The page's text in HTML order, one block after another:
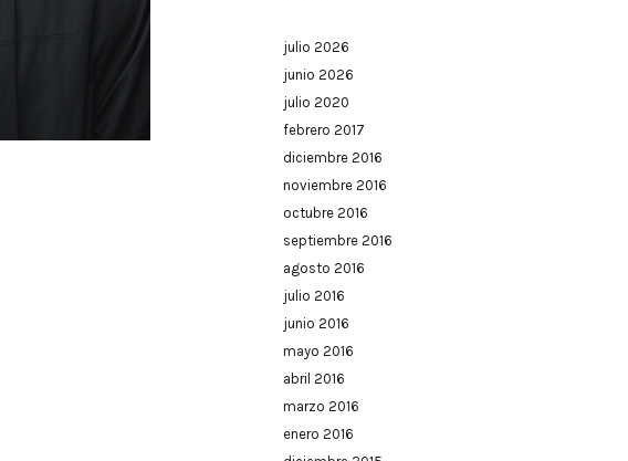
julio 2026
junio 2026
julio 2020
febrero 2017
diciembre 2016
noviembre 2016
octubre 2016
septiembre 2016
agosto 2016
julio 2016
junio 2016
mayo 2016
abril 2016
marzo 2016
enero 2016